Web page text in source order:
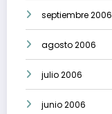
septiembre 2006
agosto 2006
julio 2006
junio 2006